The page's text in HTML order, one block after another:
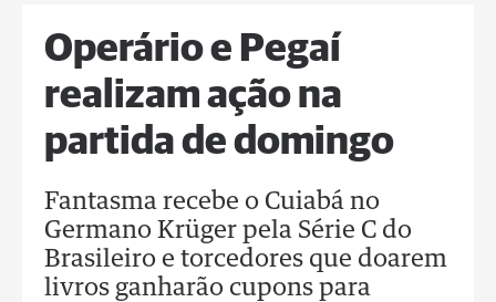
Operário e Pegaí
realizam ação na
partida de domingo
Fantasma recebe o Cuiabá no
Germano Krüger pela Série C do
Brasileiro e torcedores que doarem
livros ganharão cupons para